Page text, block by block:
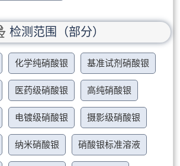
检测范围（部分）
化学纯硝酸银 基准试剂硝酸银
医药级硝酸银 高纯硝酸银
电镀级硝酸银 摄影级硝酸银
纳米硝酸银 硝酸银标准溶液